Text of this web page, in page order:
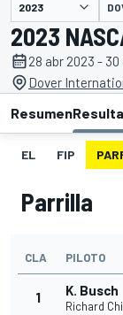
presentado por
2023
28 abr 2023 - 30
Dover
Resumen
EL FIP
Parrilla
CLA PILOTO
1 K. Busch
Richard